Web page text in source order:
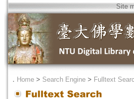
Site
． Home > Search Engine > Fulltext